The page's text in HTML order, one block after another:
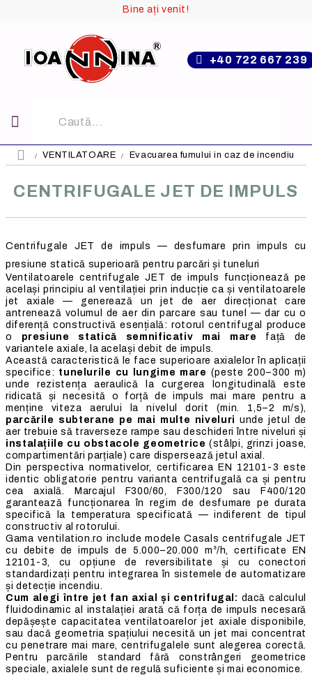
Bine ați venit!
+40 722 667 239
VENTILATOARE Evacuarea fumului in caz de incendiu
CENTRIFUGALE JET DE IMPULS
Centrifugale JET de impuls — desfumare prin impuls cu
presiune statică superioară pentru parcări și tuneluri
Ventilatoarele centrifugale JET de impuls funcționează pe
același principiu al ventilației prin inducție ca și ventilatoarele
jet axiale — generează un jet de aer direcționat care
antrenează volumul de aer din parcare sau tunel — dar cu o
diferență constructivă esențială: rotorul centrifugal produce
o presiune statică semnificativ mai mare față de
variantele axiale, la același debit de impuls.
Această caracteristică le face superioare axialelor în aplicații
specifice: tunelurile cu lungime mare (peste 200–300 m)
unde rezistența aeraulică la curgerea longitudinală este
ridicată și necesită o forță de impuls mai mare pentru a
menține viteza aerului la nivelul dorit (min. 1,5–2 m/s),
parcările subterane pe mai multe niveluri unde jetul de
aer trebuie să traverseze rampe sau deschideri între niveluri și
instalațiile cu obstacole geometrice (stâlpi, grinzi joase,
compartimentări parțiale) care dispersează jetul axial.
Din perspectiva normativelor, certificarea EN 12101-3 este
identic obligatorie pentru varianta centrifugală ca și pentru
cea axială. Marcajul F300/60, F300/120 sau F400/120
garantează funcționarea în regim de desfumare pe durata
specifică la temperatura specificată — indiferent de tipul
constructiv al rotorului.
Gama ventilation.ro include modele Casals centrifugale JET
cu debite de impuls de 5.000–20.000 m³/h, certificate EN
12101-3, cu opțiune de reversibilitate și cu conectori
standardizați pentru integrarea în sistemele de automatizare
și detecție incendiu.
Cum alegi între jet fan axial și centrifugal: dacă calculul
fluidodinamic al instalației arată că forța de impuls necesară
depășește capacitatea ventilatoarelor jet axiale disponibile,
sau dacă geometria spațiului necesită un jet mai concentrat
cu penetrare mai mare, centrifugalele sunt alegerea corectă.
Pentru parcările standard fără constrângeri geometrice
speciale, axialele sunt de regulă suficiente și mai economice.